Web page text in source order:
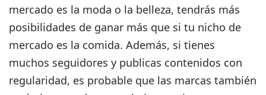
mercado es la moda o la belleza, tendrás más
posibilidades de ganar más que si tu nicho de
mercado es la comida. Además, si tienes
muchos seguidores y publicas contenidos con
regularidad, es probable que las marcas también